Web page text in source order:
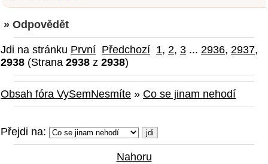
» Odpovědět
Jdi na stránku První Předchozí 1, 2, 3 ... 2936, 2937,
2938 (Strana 2938 z 2938)
Obsah fóra VySemNesmíte » Co se jinam nehodí
Přejdi na:
Nahoru